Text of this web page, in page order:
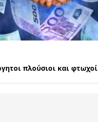
πλούσιοι και φτωχοί